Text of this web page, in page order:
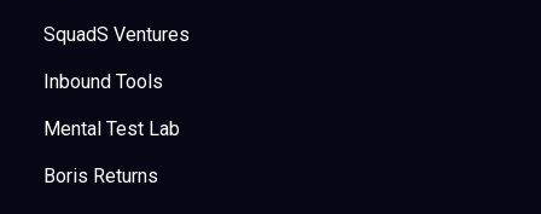
SquadS Ventures
Inbound Tools
Mental Test Lab
Boris Returns